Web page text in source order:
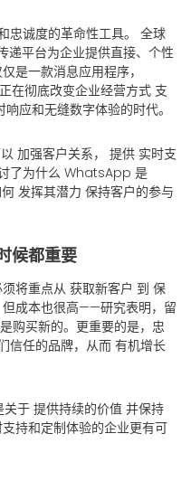
诚度的革命性工具。 全球
递平台为企业提供直接、个性
是一款消息应用程序，
正在彻底改变企业经营方式 支
应和无缝数字体验的时代。
加强客户关系， 提供 实时支
了为什么 WhatsApp 是
发挥其潜力 保持客户的参与
候都重要
将重点从 获取新客户 到 保
成本也很高——研究表明，留
购买新的。更重要的是，忠
信任的品牌，从而 有机增长
于提供持续的价值 并保持
持和定制体验的企业更有可